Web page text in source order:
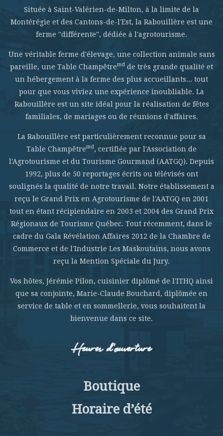
Située à Saint-Valérien-de-Milton, à la limite de la
Montérégie et des Cantons-de-l'Est, la Rabouillère est une
ferme ''différente'', dédiée à l'agrotourisme.
Une véritable ferme d'élevage, une collection animale sans
pareille, une Table Champêtremd de très grande qualité et
un hébergement à la ferme des plus accueillants... tout
pour que vous viviez une expérience inoubliable. La
Rabouillère est un site idéal pour la réalisation de fêtes
familiales, de mariages ou de réunions d'affaires.
La Rabouillère est particulièrement reconnue pour sa
Table Champêtremd, certifiée par l'Association de
l'Agrotourisme et du Tourisme Gourmand (AATGQ). Depuis
1992, plus de 50 reportages écrits ou télévisés ont
soulignés la qualité de notre travail. Notre établissement a
reçu le Grand Prix en Agrotourisme de l'AATGQ en 2001
tout en étant récipiendaire en 2003 et 2004 des Grand Prix
Régionaux de Tourisme Québec. Tout récemment, dans le
cadre du Gala Révélation Affaires 2012 de la Chambre de
Commerce et de l'Industrie Les Maskoutains, nous avons
reçu la Mention Spéciale du Jury.
Vos hôtes, Jérémie Pilon, cuisinier diplômé de l'ITHQ ainsi
que sa conjointe, Marie-Claude Bouchard, diplômée en
service de table et en sommellerie, vous souhaitent la
bienvenue dans ce site.
Heures d’ouverture
Boutique
Horaire d’été